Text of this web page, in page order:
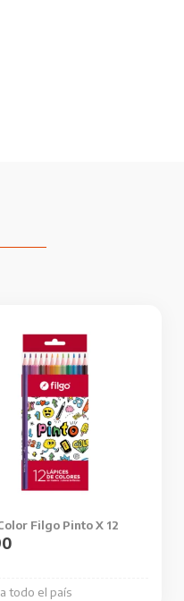
Filgo Pinto X 12
todo el país